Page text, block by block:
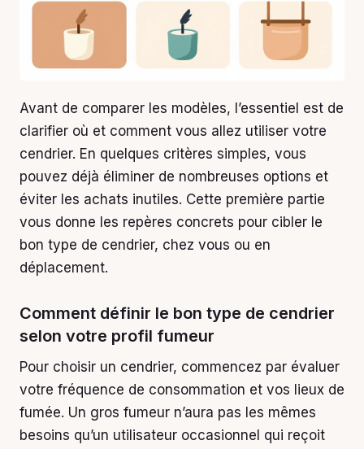
Avant de comparer les modèles, l’essentiel est de
clarifier où et comment vous allez utiliser votre
cendrier. En quelques critères simples, vous
pouvez déjà éliminer de nombreuses options et
éviter les achats inutiles. Cette première partie
vous donne les repères concrets pour cibler le
bon type de cendrier, chez vous ou en
déplacement.
Comment définir le bon type de cendrier
selon votre profil fumeur
Pour choisir un cendrier, commencez par évaluer
votre fréquence de consommation et vos lieux de
fumée. Un gros fumeur n’aura pas les mêmes
besoins qu’un utilisateur occasionnel qui reçoit